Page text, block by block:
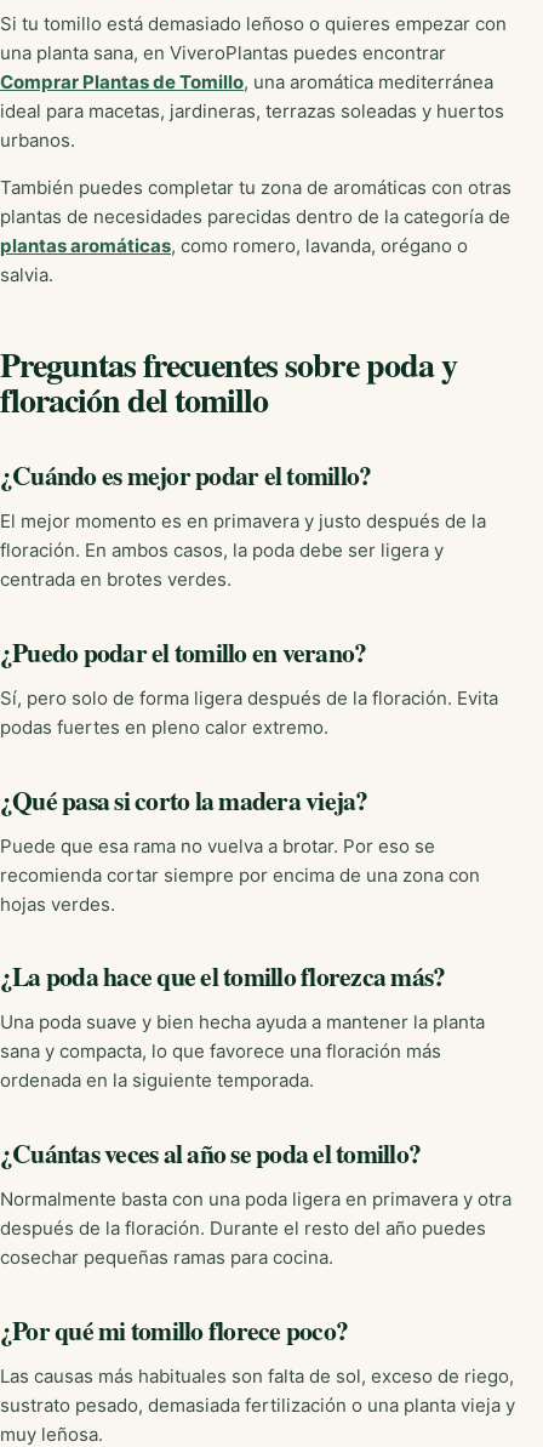
Si tu tomillo está demasiado leñoso o quieres empezar con
una planta sana, en ViveroPlantas puedes encontrar
Comprar Plantas de Tomillo, una aromática mediterránea
ideal para macetas, jardineras, terrazas soleadas y huertos
urbanos.
También puedes completar tu zona de aromáticas con otras
plantas de necesidades parecidas dentro de la categoría de
plantas aromáticas, como romero, lavanda, orégano o
salvia.
Preguntas frecuentes sobre poda y
floración del tomillo
¿Cuándo es mejor podar el tomillo?
El mejor momento es en primavera y justo después de la
floración. En ambos casos, la poda debe ser ligera y
centrada en brotes verdes.
¿Puedo podar el tomillo en verano?
Sí, pero solo de forma ligera después de la floración. Evita
podas fuertes en pleno calor extremo.
¿Qué pasa si corto la madera vieja?
Puede que esa rama no vuelva a brotar. Por eso se
recomienda cortar siempre por encima de una zona con
hojas verdes.
¿La poda hace que el tomillo florezca más?
Una poda suave y bien hecha ayuda a mantener la planta
sana y compacta, lo que favorece una floración más
ordenada en la siguiente temporada.
¿Cuántas veces al año se poda el tomillo?
Normalmente basta con una poda ligera en primavera y otra
después de la floración. Durante el resto del año puedes
cosechar pequeñas ramas para cocina.
¿Por qué mi tomillo florece poco?
Las causas más habituales son falta de sol, exceso de riego,
sustrato pesado, demasiada fertilización o una planta vieja y
muy leñosa.